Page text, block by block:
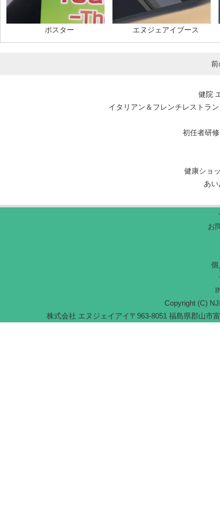
ポスター エヌジェアイブース
前
健院
イタリアン＆フレンチレストラ
初任者研修
健康ショ
あ
お
個
Copyright (C)
株式会社 エヌジェイアイ〒963-8051 福島県郡山市